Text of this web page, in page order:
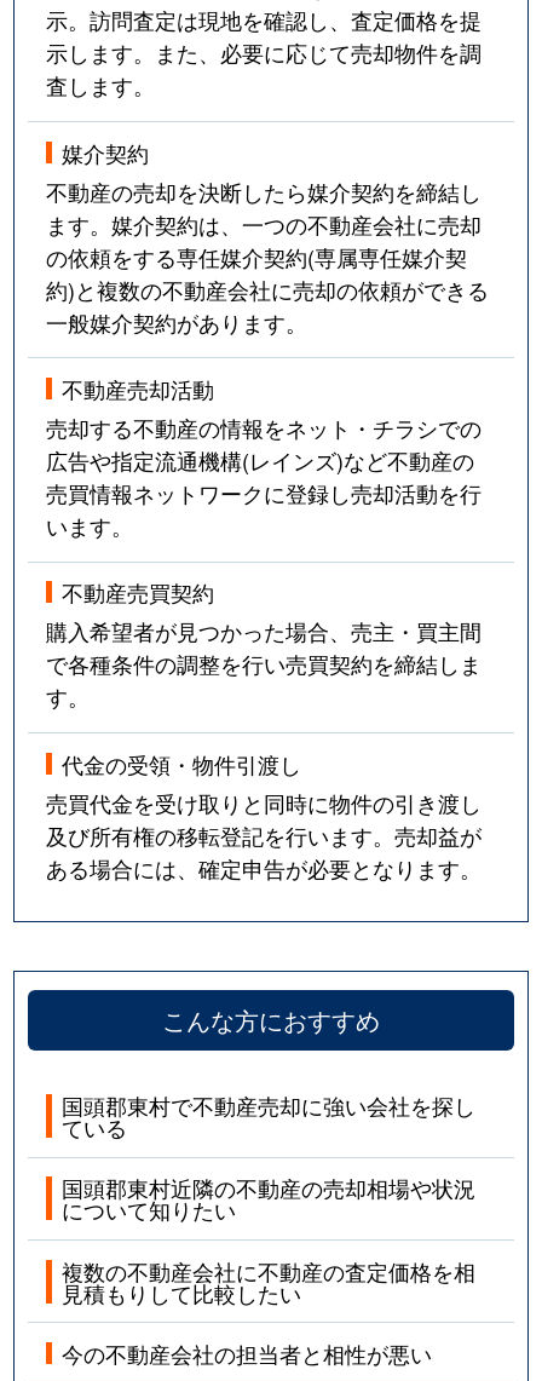
示。訪問査定は現地を確認し、査定価格を提
示します。また、必要に応じて売却物件を調
査します。
媒介契約
不動産の売却を決断したら媒介契約を締結し
ます。媒介契約は、一つの不動産会社に売却
の依頼をする専任媒介契約(専属専任媒介契
約)と複数の不動産会社に売却の依頼ができる
一般媒介契約があります。
不動産売却活動
売却する不動産の情報をネット・チラシでの
広告や指定流通機構(レインズ)など不動産の
売買情報ネットワークに登録し売却活動を行
います。
不動産売買契約
購入希望者が見つかった場合、売主・買主間
で各種条件の調整を行い売買契約を締結しま
す。
代金の受領・物件引渡し
売買代金を受け取りと同時に物件の引き渡し
及び所有権の移転登記を行います。売却益が
ある場合には、確定申告が必要となります。
こんな方におすすめ
国頭郡東村で不動産売却に強い会社を探し
ている
国頭郡東村近隣の不動産の売却相場や状況
について知りたい
複数の不動産会社に不動産の査定価格を相
見積もりして比較したい
今の不動産会社の担当者と相性が悪い